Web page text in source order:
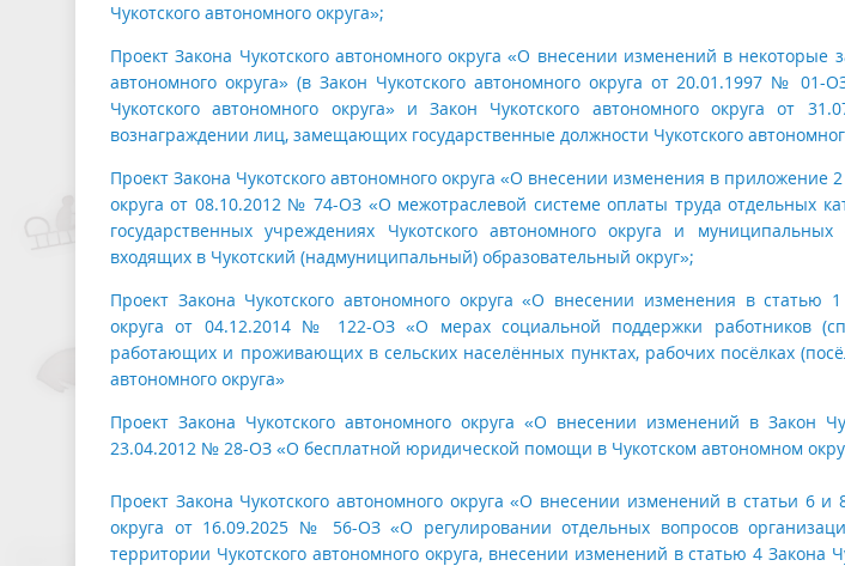
Чукотского автономного округа»;
Проект Закона Чукотского автономного округа «О внесении изменений в некоторые
автономного округа» (в Закон Чукотского автономного округа от 20.01.1997 №
Чукотского автономного округа» и Закон Чукотского автономного округа от
вознаграждении лиц, замещающих государственные должности Чукотского
Проект Закона Чукотского автономного округа «О внесении изменения в приложение 2
округа от 08.10.2012 № 74-ОЗ «О межотраслевой системе оплаты труда отдельных
государственных учреждениях Чукотского автономного округа и муниципальных
входящих в Чукотский (надмуниципальный) образовательный округ»;
Проект Закона Чукотского автономного округа «О внесении изменения в статью 1
округа от 04.12.2014 № 122-ОЗ «О мерах социальной поддержки работников
работающих и проживающих в сельских населённых пунктах, рабочих посёлках
автономного округа»
Проект Закона Чукотского автономного округа «О внесении изменений в Закон
23.04.2012 № 28-ОЗ «О бесплатной юридической помощи в Чукотском автономном
Проект Закона Чукотского автономного округа «О внесении изменений в статьи 6 и
округа от 16.09.2025 № 56-ОЗ «О регулировании отдельных вопросов
территории Чукотского автономного округа, внесении изменений в статью 4 Закона